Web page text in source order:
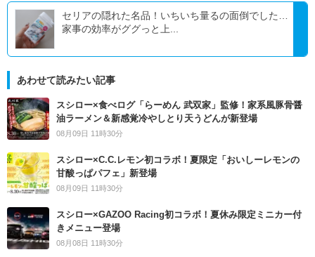
セリアの隠れた名品！いちいち量るの面倒でした…
家事の効率がググっと上...
あわせて読みたい記事
スシロー×食べログ「らーめん 武双家」監修！家系風豚骨醤
油ラーメン＆新感覚冷やしとり天うどんが新登場
08月09日 11時30分
スシロー×C.C.レモン初コラボ！夏限定「おいしーレモンの
甘酸っぱパフェ」新登場
08月09日 11時30分
スシロー×GAZOO Racing初コラボ！夏休み限定ミニカー付
きメニュー登場
08月08日 11時30分